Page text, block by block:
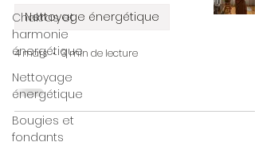
Chakras et
harmonie
énergétique
Nettoyage
énergétique
Bougies et
fondants
Nettoyage énergétique
4 mars 3 min de lecture